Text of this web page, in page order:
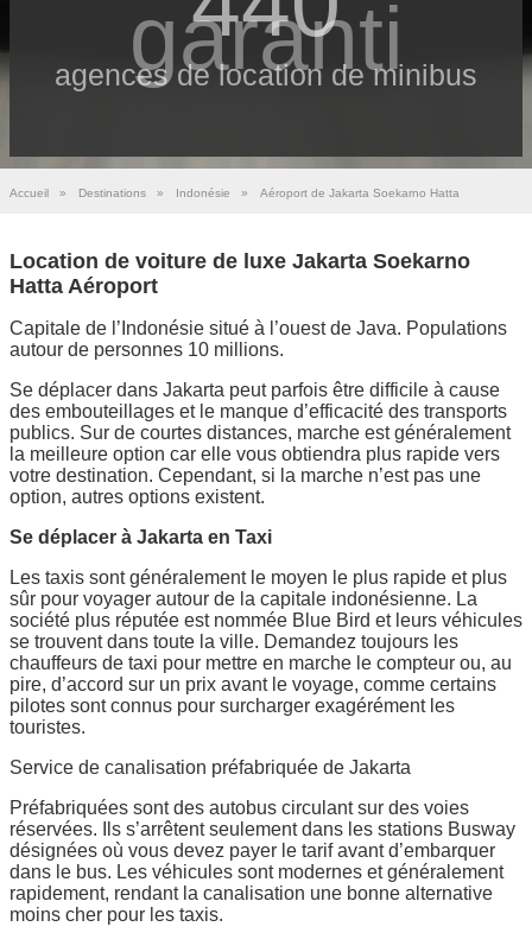
agences de location de minibus
garanti
Accueil » Destinations » Indonésie » Aéroport de Jakarta Soekarno Hatta
Location de voiture de luxe Jakarta Soekarno
Hatta Aéroport
Capitale de l’Indonésie situé à l’ouest de Java. Populations
autour de personnes 10 millions.
Se déplacer dans Jakarta peut parfois être difficile à cause
des embouteillages et le manque d’efficacité des transports
publics. Sur de courtes distances, marche est généralement
la meilleure option car elle vous obtiendra plus rapide vers
votre destination. Cependant, si la marche n’est pas une
option, autres options existent.
Se déplacer à Jakarta en Taxi
Les taxis sont généralement le moyen le plus rapide et plus
sûr pour voyager autour de la capitale indonésienne. La
société plus réputée est nommée Blue Bird et leurs véhicules
se trouvent dans toute la ville. Demandez toujours les
chauffeurs de taxi pour mettre en marche le compteur ou, au
pire, d’accord sur un prix avant le voyage, comme certains
pilotes sont connus pour surcharger exagérément les
touristes.
Service de canalisation préfabriquée de Jakarta
Préfabriquées sont des autobus circulant sur des voies
réservées. Ils s’arrêtent seulement dans les stations Busway
désignées où vous devez payer le tarif avant d’embarquer
dans le bus. Les véhicules sont modernes et généralement
rapidement, rendant la canalisation une bonne alternative
moins cher pour les taxis.